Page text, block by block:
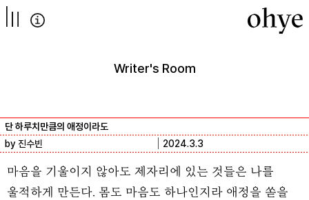
컨텐츠로
넘어가기
Writer's Room
단 하루치만큼의 애정이라도
by 진수빈
2024.3.3
마음을 기울이지 않아도 제자리에 있는 것들은 나를
울적하게 만든다. 몸도 마음도 하나인지라 애정을 쏟을